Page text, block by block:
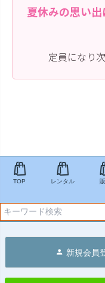
夏休みの思い
定員になり
TOP レンタル
新規会員